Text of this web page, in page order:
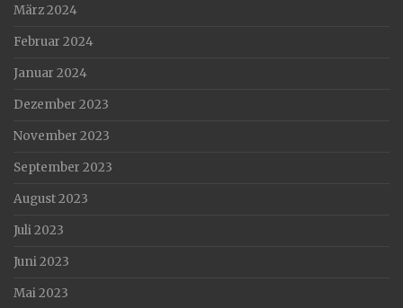
März 2024
Februar 2024
Januar 2024
Dezember 2023
November 2023
September 2023
August 2023
Juli 2023
Juni 2023
Mai 2023